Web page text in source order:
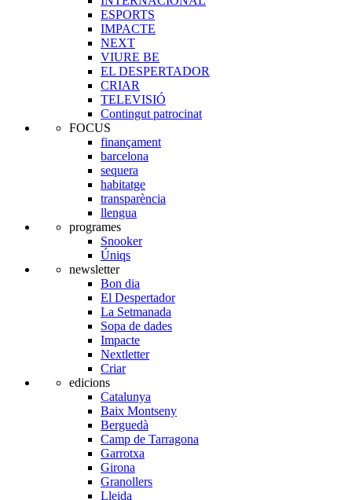
ESPORTS
IMPACTE
NEXT
VIURE BE
EL DESPERTADOR
CRIAR
TELEVISIÓ
Contingut patrocinat
FOCUS
finançament
barcelona
sequera
habitatge
transparència
llengua
programes
Snooker
Úniqs
newsletter
Bon dia
El Despertador
La Setmanada
Sopa de dades
Impacte
Nextletter
Criar
edicions
Catalunya
Baix Montseny
Berguedà
Camp de Tarragona
Garrotxa
Girona
Granollers
Lleida